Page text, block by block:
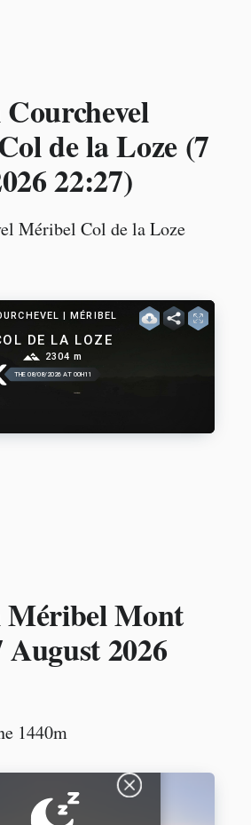
de la Loze (7
22:27)
Méribel Col de la Loze
Méribel Mont
August 2026
1440m